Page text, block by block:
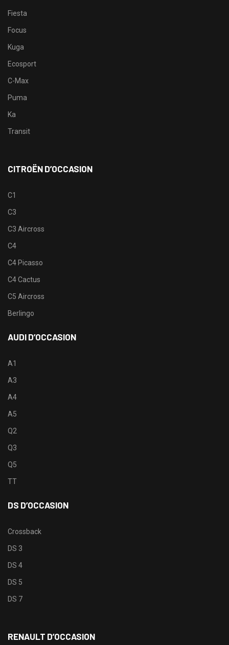
Fiesta
Focus
Kuga
Ecosport
C-Max
Puma
Ka
Transit
CITROËN D’OCCASION
C1
C3
C3 Aircross
C4
C4 Picasso
C4 Cactus
C5 Aircross
Berlingo
AUDI D’OCCASION
A1
A3
A4
A5
Q2
Q3
Q5
TT
DS D’OCCASION
Crossback
DS 3
DS 4
DS 5
DS 7
RENAULT D’OCCASION